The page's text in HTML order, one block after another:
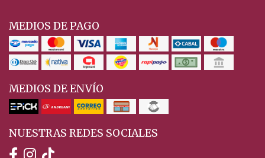
MEDIOS DE PAGO
MEDIOS DE ENVÍO
NUESTRAS REDES SOCIALES